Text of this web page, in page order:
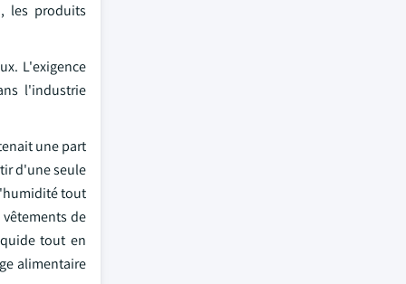
les produits
L'exigence
l'industrie
une part
d'une seule
tout
de
tout en
alimentaire